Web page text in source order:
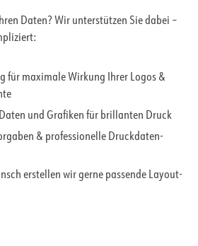
Daten? Wir unterstützen Sie dabei –
für maximale Wirkung Ihrer Logos &
und Grafiken für brillanten Druck
& professionelle Druckdaten-
erstellen wir gerne passende Layout-